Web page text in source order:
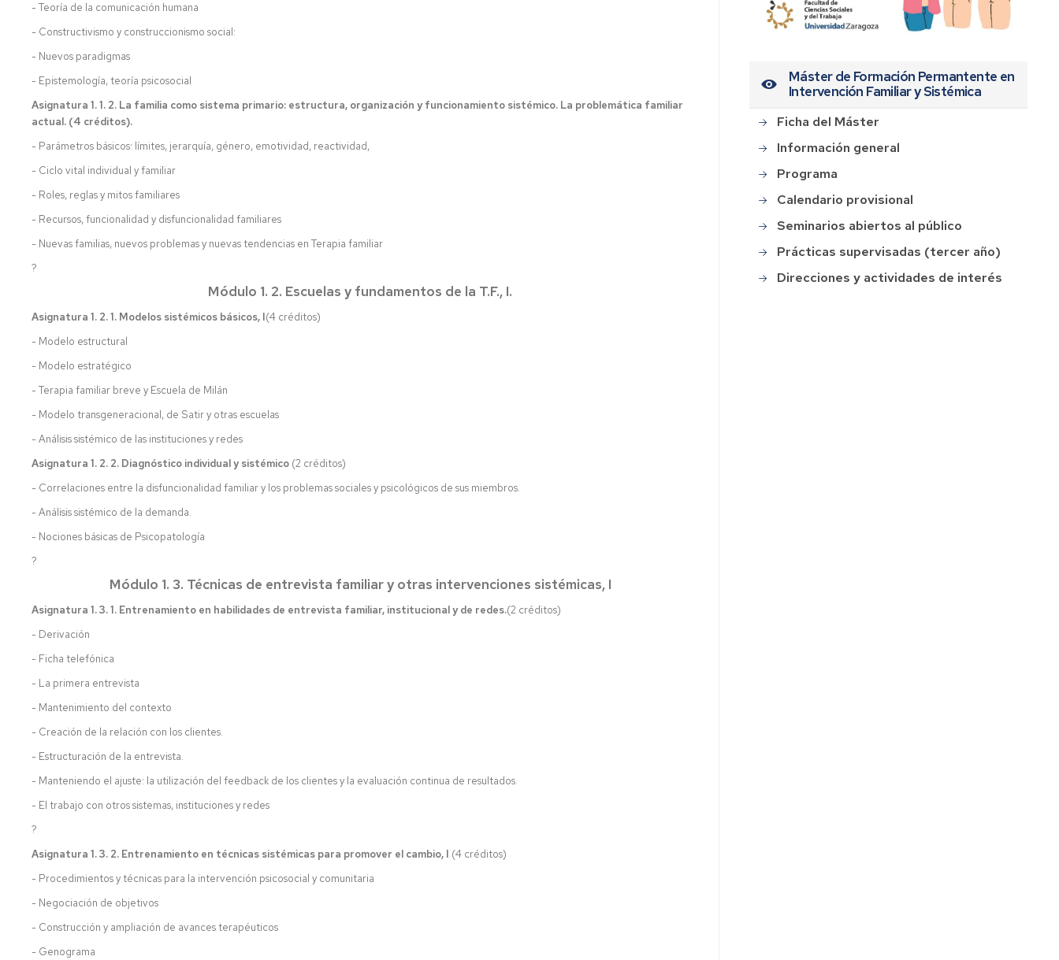
- Teoría de la comunicación humana
- Constructivismo y construccionismo social:
- Nuevos paradigmas
- Epistemología, teoría psicosocial
Asignatura 1. 1. 2. La familia como sistema primario: estructura, organización y funcionamiento sistémico. La problemática familiar
actual. (4 créditos).
- Parámetros básicos: límites, jerarquía, género, emotividad, reactividad,
- Ciclo vital individual y familiar
- Roles, reglas y mitos familiares
- Recursos, funcionalidad y disfuncionalidad familiares
- Nuevas familias, nuevos problemas y nuevas tendencias en Terapia familiar
?
Módulo 1. 2. Escuelas y fundamentos de la T.F., I.
Asignatura 1. 2. 1. Modelos sistémicos básicos, I(4 créditos)
- Modelo estructural
- Modelo estratégico
- Terapia familiar breve y Escuela de Milán
- Modelo transgeneracional, de Satir y otras escuelas
- Análisis sistémico de las instituciones y redes
Asignatura 1. 2. 2. Diagnóstico individual y sistémico (2 créditos)
- Correlaciones entre la disfuncionalidad familiar y los problemas sociales y psicológicos de sus miembros.
- Análisis sistémico de la demanda.
- Nociones básicas de Psicopatología
?
Módulo 1. 3. Técnicas de entrevista familiar y otras intervenciones sistémicas, I
Asignatura 1. 3. 1. Entrenamiento en habilidades de entrevista familiar, institucional y de redes.(2 créditos)
- Derivación
- Ficha telefónica
- La primera entrevista
- Mantenimiento del contexto
- Creación de la relación con los clientes.
- Estructuración de la entrevista.
- Manteniendo el ajuste: la utilización del feedback de los clientes y la evaluación continua de resultados.
- El trabajo con otros sistemas, instituciones y redes
?
Asignatura 1. 3. 2. Entrenamiento en técnicas sistémicas para promover el cambio, I (4 créditos)
- Procedimientos y técnicas para la intervención psicosocial y comunitaria
- Negociación de objetivos
- Construcción y ampliación de avances terapéuticos
- Genograma
Máster de Formación Permantente en
Intervención Familiar y Sistémica
Ficha del Máster
Información general
Programa
Calendario provisional
Seminarios abiertos al público
Prácticas supervisadas (tercer año)
Direcciones y actividades de interés